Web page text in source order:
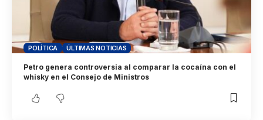
POLÍTICA ÚLTIMAS NOTICIAS
Petro genera controversia al comparar la cocaína con el
whisky en el Consejo de Ministros